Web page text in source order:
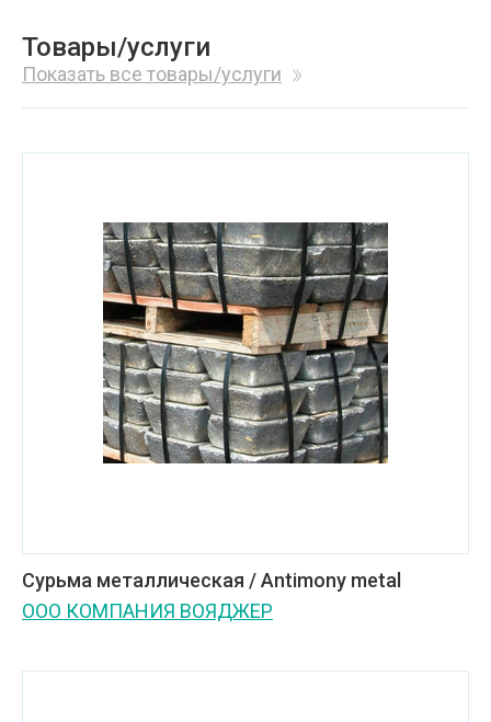
Товары/услуги
Показать все товары/услуги
Сурьма металлическая / Antimony metal
ООО КОМПАНИЯ ВОЯДЖЕР